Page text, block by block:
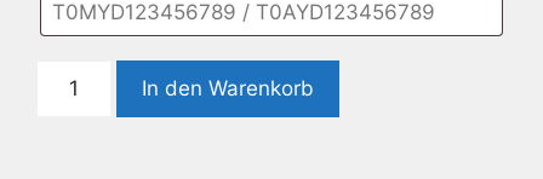
Chrysler
In den Warenkorb